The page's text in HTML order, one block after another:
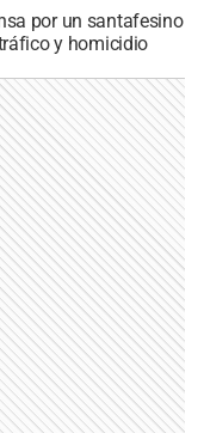
por un santafesino
y homicidio